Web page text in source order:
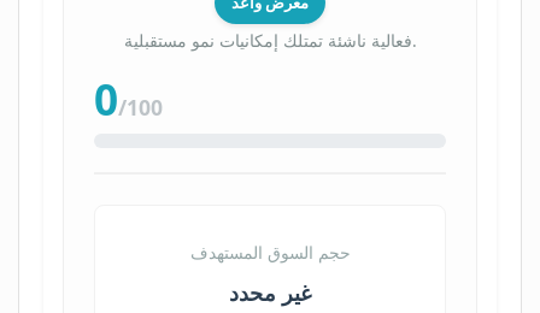
فعالية ناشئة تمتلك إمكانيات نمو مستقبلية.
0/100
حجم السوق المستهدف
غير محدد